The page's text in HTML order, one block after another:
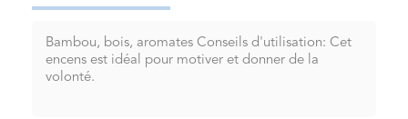
Bambou, bois, aromates Conseils d'utilisation: Cet
encens est idéal pour motiver et donner de la
volonté.